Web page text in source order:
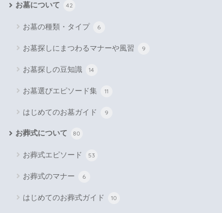
お墓について 42
お墓の種類・タイプ 6
お墓探しにまつわるマナーや風習 9
お墓探しの豆知識 14
お墓選びエピソード集 11
はじめてのお墓ガイド 9
お葬式について 80
お葬式エピソード 53
お葬式のマナー 6
はじめてのお葬式ガイド 10